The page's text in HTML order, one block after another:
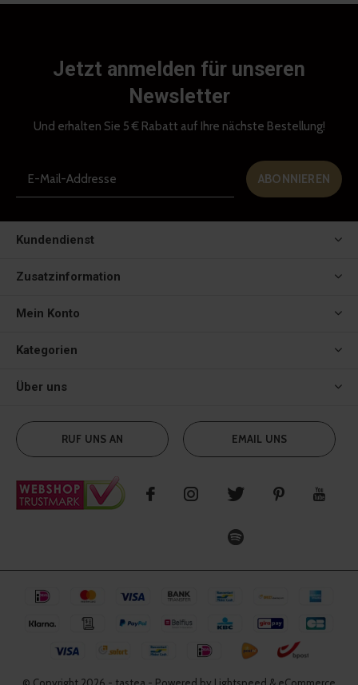
Jetzt anmelden für unseren
Newsletter
Und erhalten Sie 5 € Rabatt auf Ihre nächste Bestellung!
ABONNIEREN
Kundendienst
Zusatzinformation
Mein Konto
Kategorien
Über uns
RUF UNS AN EMAIL UNS